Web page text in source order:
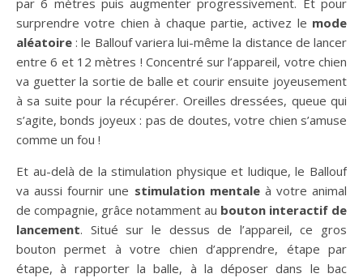
surprendre votre chien à chaque partie, activez le mode
aléatoire : le Ballouf variera lui-même la distance de lancer
entre 6 et 12 mètres ! Concentré sur l’appareil, votre chien
va guetter la sortie de balle et courir ensuite joyeusement
à sa suite pour la récupérer. Oreilles dressées, queue qui
s’agite, bonds joyeux : pas de doutes, votre chien s’amuse
comme un fou !
Et au-delà de la stimulation physique et ludique, le Ballouf
va aussi fournir une stimulation mentaleà votre animal
de compagnie, grâce notamment au bouton interactif de
lancement. Situé sur le dessus de l’appareil, ce gros
bouton permet à votre chien d’apprendre, étape par
étape, à rapporter la balle, à la déposer dans le bac